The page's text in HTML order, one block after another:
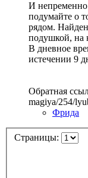
И
подумайте о
рядом.
подушкой, на
В дневное
истечении 9
Обратная
magiya/254/
Фрида
Страницы: